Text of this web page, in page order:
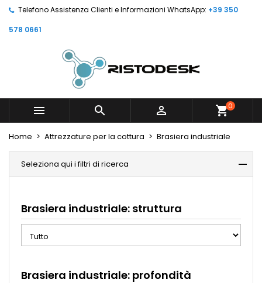
Telefono Assistenza Clienti e Informazioni WhatsApp: +39 350
578 0661
   shopping_cart0
Home Attrezzature per la cottura Brasiera industriale
Seleziona qui i filtri di ricerca
Brasiera industriale: struttura
Brasiera industriale: profondità